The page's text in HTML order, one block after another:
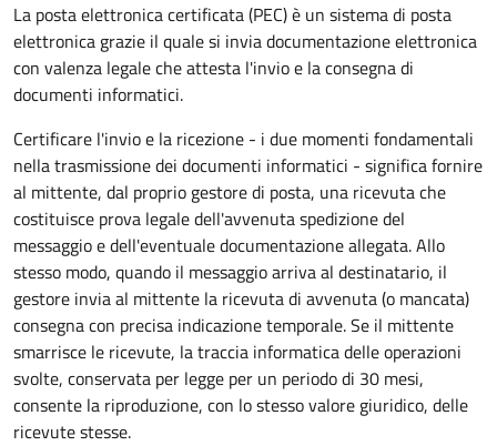
La posta elettronica certificata (PEC) è un sistema di posta
elettronica grazie il quale si invia documentazione elettronica
con valenza legale che attesta l'invio e la consegna di
documenti informatici.
Certificare l'invio e la ricezione - i due momenti fondamentali
nella trasmissione dei documenti informatici - significa fornire
al mittente, dal proprio gestore di posta, una ricevuta che
costituisce prova legale dell'avvenuta spedizione del
messaggio e dell'eventuale documentazione allegata. Allo
stesso modo, quando il messaggio arriva al destinatario, il
gestore invia al mittente la ricevuta di avvenuta (o mancata)
consegna con precisa indicazione temporale. Se il mittente
smarrisce le ricevute, la traccia informatica delle operazioni
svolte, conservata per legge per un periodo di 30 mesi,
consente la riproduzione, con lo stesso valore giuridico, delle
ricevute stesse.